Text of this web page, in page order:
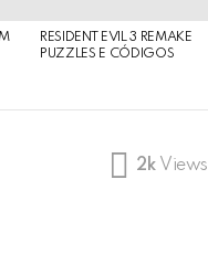
RESIDENT EVIL 3 REMAKE
PUZZLES E CÓDIGOS
2k Views